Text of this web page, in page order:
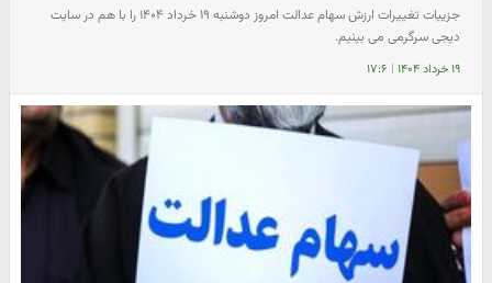
جزییات تغییرات ارزش سهام عدالت امروز دوشنبه ۱۹ خرداد ۱۴۰۴ را با هم در سایت
دیجی سرگرمی می بینیم.
۱۹ خرداد ۱۴۰۴ | ۱۷:۶